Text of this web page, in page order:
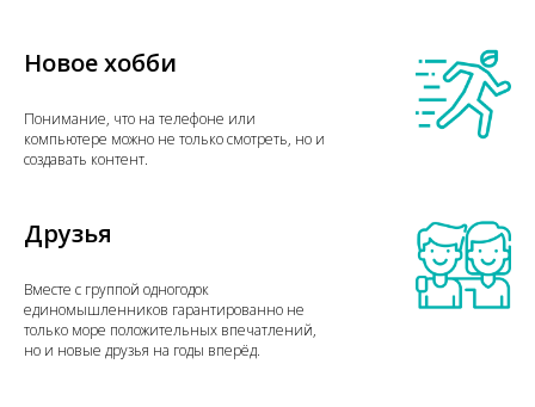
Новое хобби
Понимание, что на телефоне или
компьютере можно не только смотреть, но и
создавать контент.
Друзья
Вместе с группой одногодок
единомышленников гарантированно не
только море положительных впечатлений,
но и новые друзья на годы вперёд.